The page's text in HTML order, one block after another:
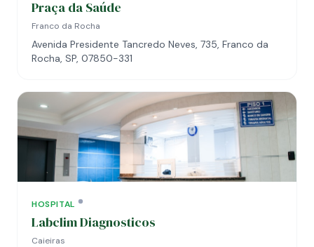
Praça da Saúde
Franco da Rocha
Avenida Presidente Tancredo Neves, 735, Franco da
Rocha, SP, 07850-331
HOSPITAL
Labclim Diagnosticos
Caieiras